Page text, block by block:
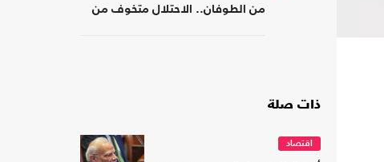
من الطوفان.. الاحتلال متخوف من
ذات صلة
اقتصاد